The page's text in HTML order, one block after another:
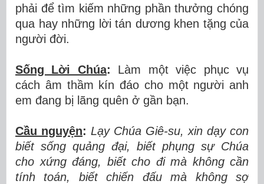
phải để tìm kiếm những phần thưởng chóng
qua hay những lời tán dương khen tặng của
người đời.
Sống Lời Chúa: Làm một việc phục vụ
cách âm thầm kín đáo cho một người anh
em đang bị lãng quên ở gần bạn.
Cầu nguyện: Lạy Chúa Giê-su, xin dạy con
biết sống quảng đại, biết phụng sự Chúa
cho xứng đáng, biết cho đi mà không cần
tính toán, biết chiến đấu mà không sợ